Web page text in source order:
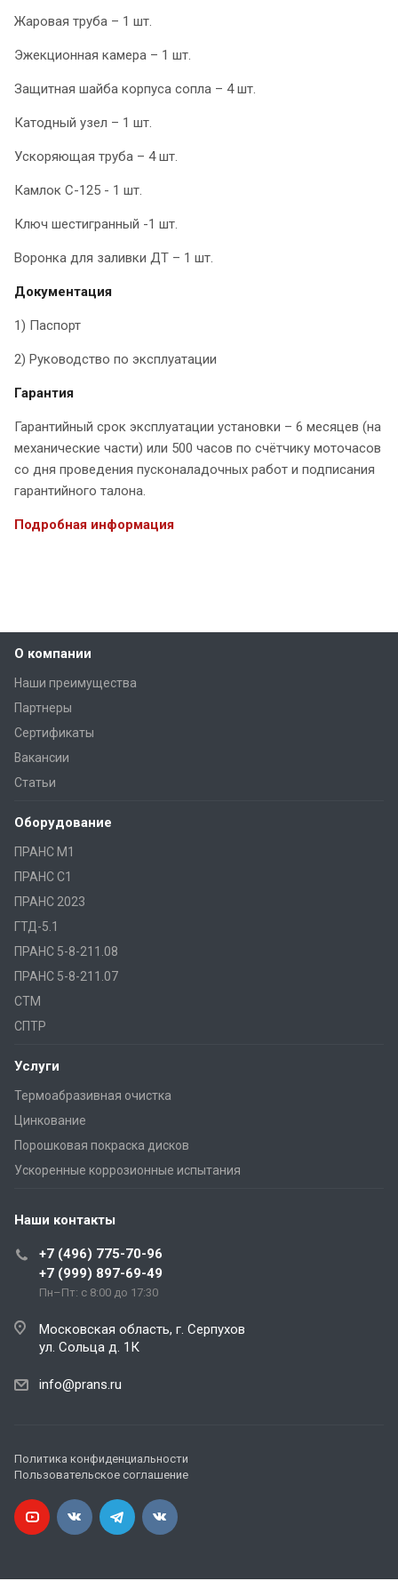
Жаровая труба – 1 шт.
Эжекционная камера – 1 шт.
Защитная шайба корпуса сопла – 4 шт.
Катодный узел – 1 шт.
Ускоряющая труба – 4 шт.
Камлок С-125 - 1 шт.
Ключ шестигранный -1 шт.
Воронка для заливки ДТ – 1 шт.
Документация
1) Паспорт
2) Руководство по эксплуатации
Гарантия
Гарантийный срок эксплуатации установки – 6 месяцев (на
механические части) или 500 часов по счётчику моточасов
со дня проведения пусконаладочных работ и подписания
гарантийного талона.
Подробная информация
О компании
Наши преимущества
Партнеры
Сертификаты
Вакансии
Статьи
Оборудование
ПРАНС M1
ПРАНС С1
ПРАНС 2023
ГТД-5.1
ПРАНС 5-8-211.08
ПРАНС 5-8-211.07
СТМ
СПТР
Услуги
Термоабразивная очистка
Цинкование
Порошковая покраска дисков
Ускоренные коррозионные испытания
Наши контакты
+7 (496) 775-70-96
+7 (999) 897-69-49
Пн–Пт: с 8:00 до 17:30
Московская область, г. Серпухов
ул. Сольца д. 1К
info@prans.ru
Политика конфиденциальности
Пользовательское соглашение